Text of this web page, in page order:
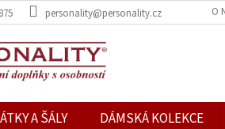
personality@personality.cz O
A ŠÁLY DÁMSKÁ KOLEKCE